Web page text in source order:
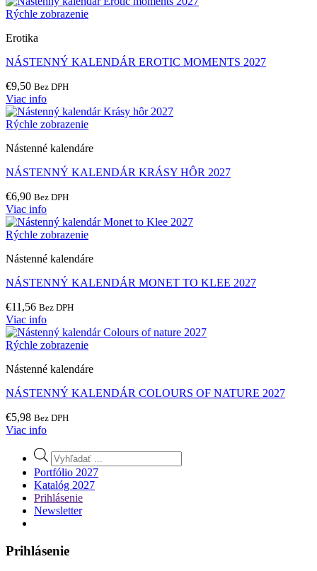
Rýchle zobrazenie
Erotika
NÁSTENNÝ KALENDÁR EROTIC MOMENTS 2027
€9,50 Bez DPH
Viac info
Rýchle zobrazenie
Nástenné kalendáre
NÁSTENNÝ KALENDÁR KRÁSY HÔR 2027
€6,90 Bez DPH
Viac info
Rýchle zobrazenie
Nástenné kalendáre
NÁSTENNÝ KALENDÁR MONET TO KLEE 2027
€11,56 Bez DPH
Viac info
Rýchle zobrazenie
Nástenné kalendáre
NÁSTENNÝ KALENDÁR COLOURS OF NATURE 2027
€5,98 Bez DPH
Viac info
Products
search
Portfólio 2027
Katalóg 2027
Prihlásenie
Newsletter
Prihlásenie